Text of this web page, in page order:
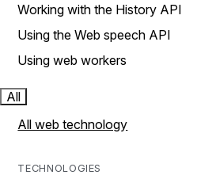
Working with the History API
Using the Web speech API
Using web workers
All
All web technology
TECHNOLOGIES